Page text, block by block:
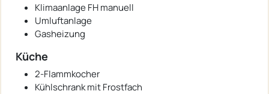
Klimaanlage FH manuell
Umluftanlage
Gasheizung
Küche
2-Flammkocher
Kühlschrank mit Frostfach